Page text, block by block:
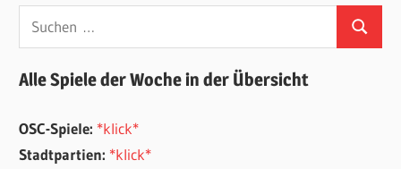
Suchen
nach:
Suchen
Alle Spiele der Woche in der Übersicht
OSC-Spiele: *klick*
Stadtpartien: *klick*